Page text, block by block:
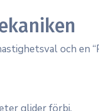
och en